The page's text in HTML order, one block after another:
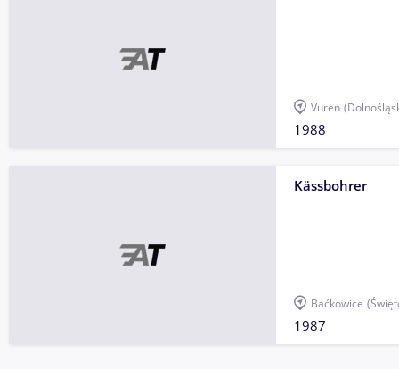
Vuren
1988
Kässbohrer
Baćkowice
1987